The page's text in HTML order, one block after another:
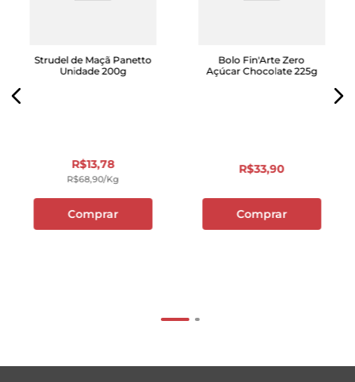
Strudel de Maçã Panetto
Unidade 200g
R$13,78
R$68,90/kg
Comprar
Bolo Fin'Arte Zero
Açúcar Chocolate 225g
R$33,90
Comprar